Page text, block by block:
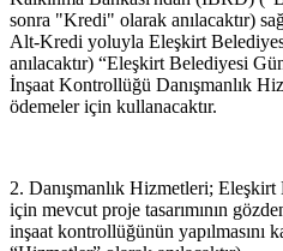
sonra "Kredi" olarak anılacaktır)
Alt-Kredi yoluyla Eleşkirt
anılacaktır) “Eleşkirt Belediyesi
İnşaat Kontrollüğü Danışmanlık
ödemeler için kullanacaktır.
2. Danışmanlık Hizmetleri;
için mevcut proje tasarımının
inşaat kontrollüğünün yapılmasını